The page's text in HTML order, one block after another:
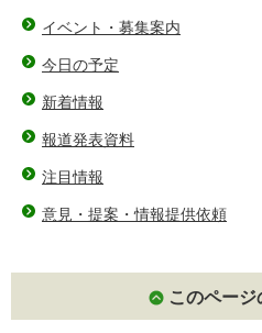
イベント・募集案内
今日の予定
新着情報
報道発表資料
注目情報
意見・提案・情報提供依頼
このペー